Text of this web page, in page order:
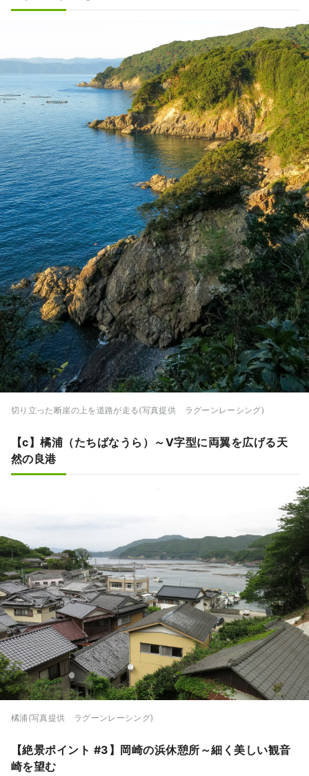
切り立った断崖の上を道路が走る(写真提供 ラグーンレーシング)
【c】橘浦（たちばなうら）～V字型に両翼を広げる天
然の良港
橘浦(写真提供 ラグーンレーシング)
【絶景ポイント #3】岡崎の浜休憩所～細く美しい観音
崎を望む